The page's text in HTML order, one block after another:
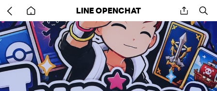
back
to
home
LINE OPENCHAT share